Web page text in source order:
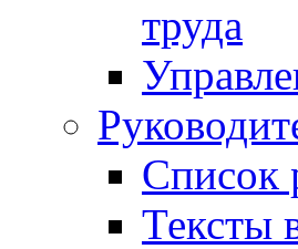
труда
Список
Тексты